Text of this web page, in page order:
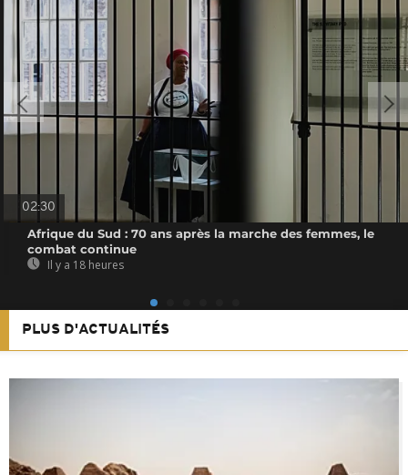
02:30
Afrique du Sud : 70 ans après la marche des femmes, le
combat continue
Il y a 18 heures
PLUS D'ACTUALITÉS